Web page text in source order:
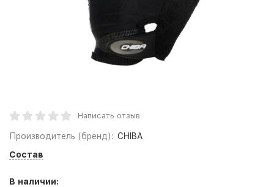
Написать отзыв
Производитель (бренд): CHIBA
Состав
В наличии: